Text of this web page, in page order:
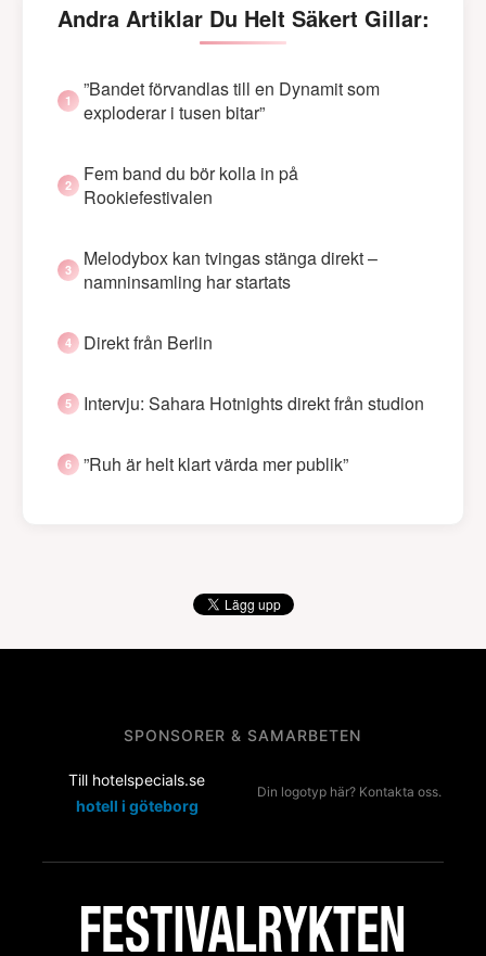
Andra Artiklar Du Helt Säkert Gillar:
”Bandet förvandlas till en Dynamit som
exploderar i tusen bitar”
Fem band du bör kolla in på
Rookiefestivalen
Melodybox kan tvingas stänga direkt –
namninsamling har startats
Direkt från Berlin
Intervju: Sahara Hotnights direkt från studion
”Ruh är helt klart värda mer publik”
SPONSORER & SAMARBETEN
Till hotelspecials.se
hotell i göteborg
Din logotyp här? Kontakta oss.